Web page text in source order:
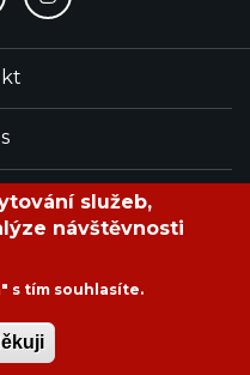
s.r.o.
služeb,
návštěvnosti
s tím souhlasíte.